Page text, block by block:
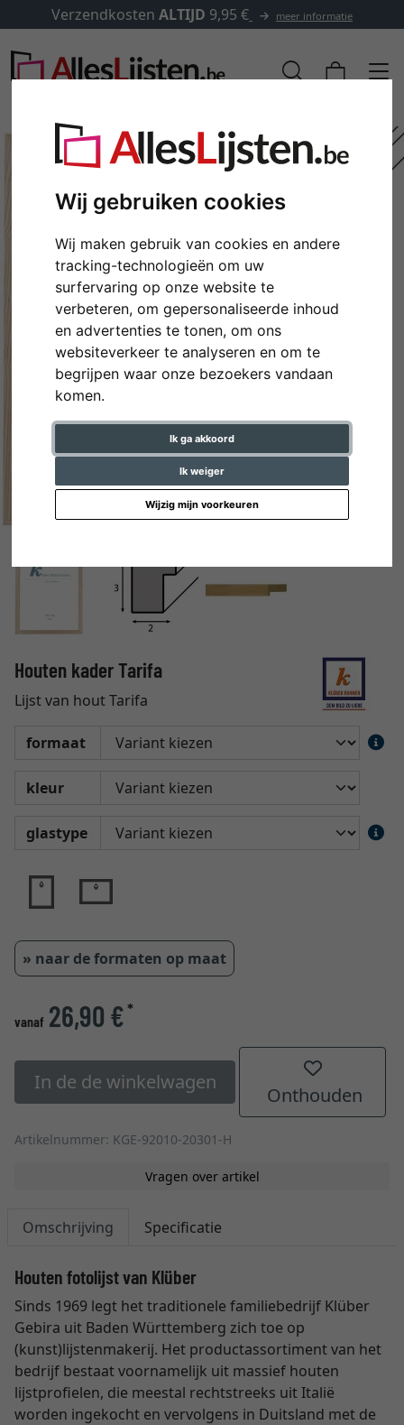
Wij gebruiken cookies
Wij maken gebruik van cookies en andere
tracking-technologieën om uw
surfervaring op onze website te
verbeteren, om gepersonaliseerde inhoud
en advertenties te tonen, om ons
websiteverkeer te analyseren en om te
begrijpen waar onze bezoekers vandaan
komen.
Ik ga akkoord
Ik weiger
Wijzig mijn voorkeuren
Verzendkosten ALTIJD 9,95 € meer informatie
Terug
Houten kader Tarifa
Lijst van hout Tarifa
formaat
kleur
glastype
» naar de formaten op maat
vanaf 26,90 €*
In de de winkelwagen
Onthouden
Artikelnummer: KGE-92010-20301-H
Vragen over artikel
Omschrijving Specificatie
Houten fotolijst van Klüber
Sinds 1969 legt het traditionele familiebedrijf Klüber
Gebira uit Baden Württemberg zich toe op
(kunst)lijstenmakerij. Het productassortiment van het
bedrijf bestaat voornamelijk uit massief houten
lijstprofielen, die meestal rechtstreeks uit Italië
worden ingekocht en vervolgens in Duitsland met de